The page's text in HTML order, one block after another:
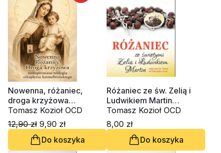
Nowenna, różaniec,
droga krzyżowa
zainspirowane teologią
szkaplerza
karmelitańskiego
Tomasz Kozioł OCD
12,90 zł 9,90 zł
Do koszyka
Różaniec ze św. Zelią i
Ludwikiem Martin
rodzicami św. Teresy od
Dzieciątka Jezus
Tomasz Kozioł OCD
8,00 zł
Do koszyka